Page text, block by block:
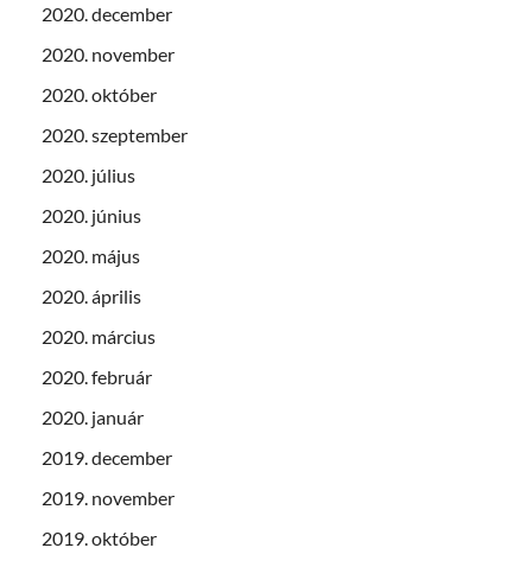
2020. december
2020. november
2020. október
2020. szeptember
2020. július
2020. június
2020. május
2020. április
2020. március
2020. február
2020. január
2019. december
2019. november
2019. október